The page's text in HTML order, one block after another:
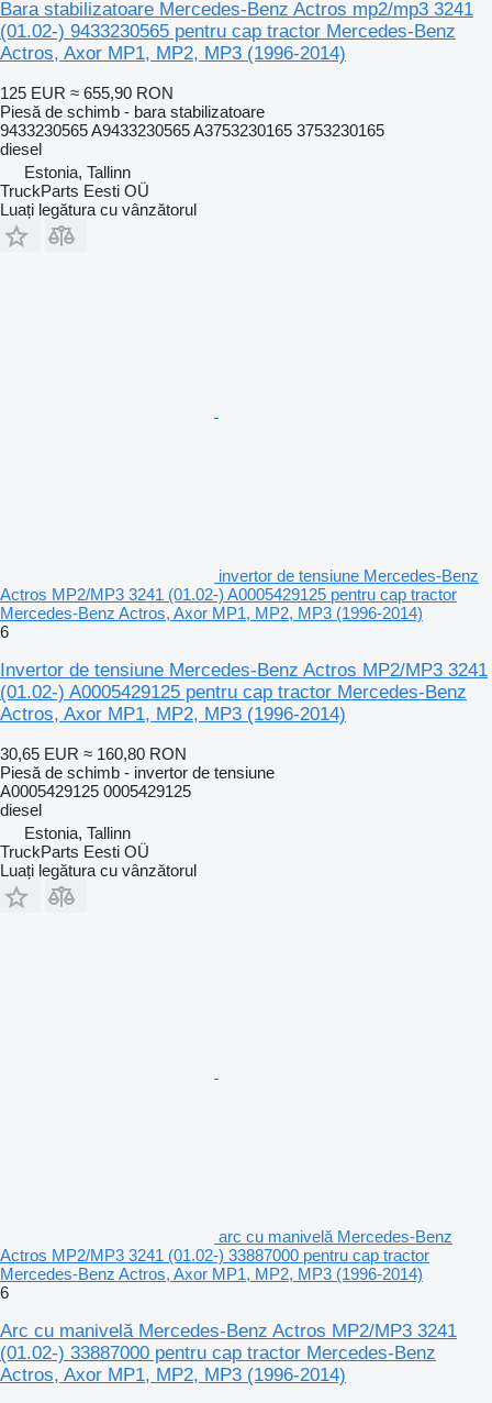
Bara stabilizatoare Mercedes-Benz Actros mp2/mp3 3241
(01.02-) 9433230565 pentru cap tractor Mercedes-Benz
Actros, Axor MP1, MP2, MP3 (1996-2014)
125 EUR ≈ 655,90 RON
Piesă de schimb - bara stabilizatoare
9433230565 A9433230565 A3753230165 3753230165
diesel
Estonia, Tallinn
TruckParts Eesti OÜ
Luați legătura cu vânzătorul
invertor de tensiune Mercedes-Benz
Actros MP2/MP3 3241 (01.02-) A0005429125 pentru cap tractor
Mercedes-Benz Actros, Axor MP1, MP2, MP3 (1996-2014)
6
Invertor de tensiune Mercedes-Benz Actros MP2/MP3 3241
(01.02-) A0005429125 pentru cap tractor Mercedes-Benz
Actros, Axor MP1, MP2, MP3 (1996-2014)
30,65 EUR ≈ 160,80 RON
Piesă de schimb - invertor de tensiune
A0005429125 0005429125
diesel
Estonia, Tallinn
TruckParts Eesti OÜ
Luați legătura cu vânzătorul
arc cu manivelă Mercedes-Benz
Actros MP2/MP3 3241 (01.02-) 33887000 pentru cap tractor
Mercedes-Benz Actros, Axor MP1, MP2, MP3 (1996-2014)
6
Arc cu manivelă Mercedes-Benz Actros MP2/MP3 3241
(01.02-) 33887000 pentru cap tractor Mercedes-Benz
Actros, Axor MP1, MP2, MP3 (1996-2014)